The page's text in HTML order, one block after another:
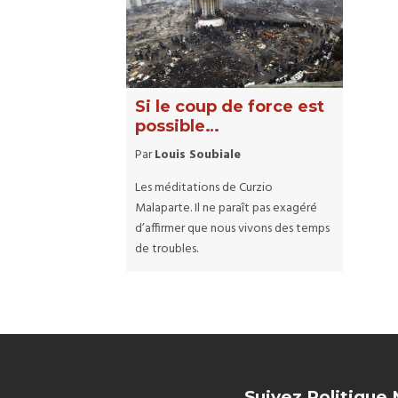
Si le coup de force est
possible…
ParLouis Soubiale
Les méditations de Curzio
Malaparte. Il ne paraît pas exagéré
d’affirmer que nous vivons des temps
de troubles.